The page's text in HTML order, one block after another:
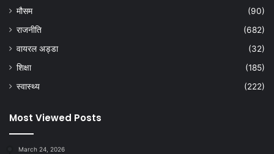
मौसम
(90)
राजनीति
(682)
वायरल अड्डा
(32)
शिक्षा
(185)
स्वास्थ्य
(222)
Most Viewed Posts
March 24, 2026